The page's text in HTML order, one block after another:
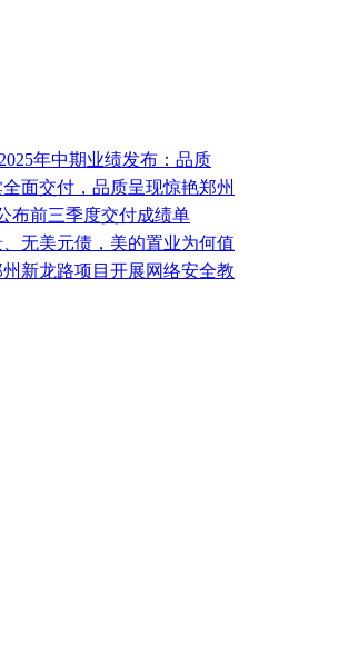
年中期业绩发布：品质
面交付，品质呈现惊艳郑州
布前三季度交付成绩单
无美元债，美的置业为何值
新龙路项目开展网络安全教